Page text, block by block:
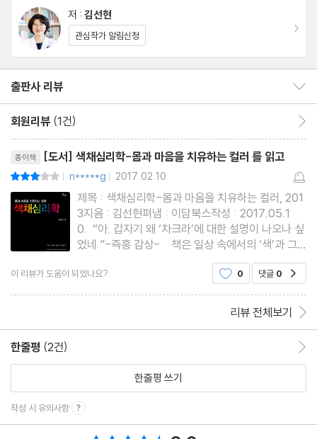
CHAPTER 03. 생활에서의 색채
CHAPTER 04. 색채와 심리
1. 색채치료의 개념 및 효과
2. 색채치료의 역사
3. 색채치료의 구분
4. 색채치료의 활용
5. 색채치료의 임상적 응용
참고문헌
저 : 김선현
관심작가 알림신청
출판사 리뷰
회원리뷰 (1건)
종이책 [도서] 색채심리학-몸과 마음을 치유하는 컬러 를 읽고
| n*****g | 2017.02.10
제목 : 색채심리학-몸과 마음을 치유하는 컬러, 201
3지음 : 김선현펴냄 : 이담북스작성 : 2017.05.1
0. “아. 갑자기 왜 ‘차크라’에 대한 설명이 나오나 싶
었네.”-즉흥 감상- 책은 일상 속에서의 ‘색’과 그
것을 적절한 활용에 도움이 되었으면 한다는 저자의
인사글인 [머리말]로 시작의 장을 엽니다. 그리고 일
이 리뷰가 도움이 되었나요? 0 댓글 0
리뷰 전체보기
한줄평 (2건)
한줄평 쓰기
작성 시 유의사항